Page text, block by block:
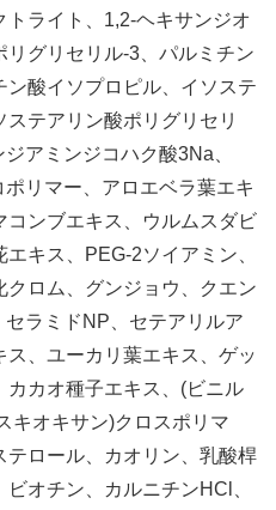
ライト、1,2-ヘキサンジオ
グリセリル-3、パルミチン
酸イソプロピル、イソステ
テアリン酸ポリグリセリ
アミンジコハク酸3Na、
リマー、アロエベラ葉エキ
コンブエキス、ウルムスダビ
キス、PEG-2ソイアミン、
クロム、グンジョウ、クエン
ラミドNP、セテアリルア
、ユーカリ葉エキス、ゲッ
カオ種子エキス、(ビニル
キオキサン)クロスポリマ
ロール、カオリン、乳酸桿
オチン、カルニチンHCl、